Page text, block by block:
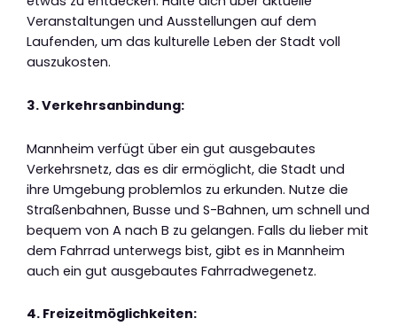
Veranstaltungen und Ausstellungen auf dem
Laufenden, um das kulturelle Leben der Stadt voll
auszukosten.
3. Verkehrsanbindung:
Mannheim verfügt über ein gut ausgebautes
Verkehrsnetz, das es dir ermöglicht, die Stadt und
ihre Umgebung problemlos zu erkunden. Nutze die
Straßenbahnen, Busse und S-Bahnen, um schnell und
bequem von A nach B zu gelangen. Falls du lieber mit
dem Fahrrad unterwegs bist, gibt es in Mannheim
auch ein gut ausgebautes Fahrradwegenetz.
4. Freizeitmöglichkeiten: